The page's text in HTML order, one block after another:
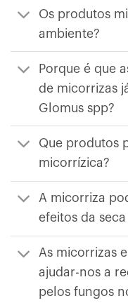
Os produtos
ambiente?
Porque é que
de micorrizas
Glomus spp?
Que produtos
micorrízica?
A micorriza
efeitos da
As micorrizas
ajudar-nos a
pelos fungos